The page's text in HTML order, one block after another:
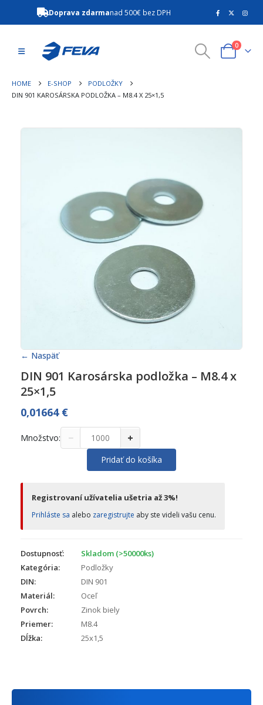
Doprava zdarmanad 500€ bez DPH
0
HOME E-SHOP
PODLOŽKY
DIN 901 KAROSÁRSKA PODLOŽKA – M8.4 X 25×1,5
← Naspäť
DIN 901 Karosárska podložka – M8.4 x
25×1,5
0,01664 €
Množstvo: − +
Pridať do košíka
Registrovaní užívatelia ušetria až 3%!
Prihláste sa alebo zaregistrujte aby ste videli vašu cenu.
Dostupnosť:
Skladom (>50000ks)
Kategória:
Podložky
DIN:
DIN 901
Materiál:
Oceľ
Povrch:
Zinok biely
Priemer:
M8.4
Dĺžka:
25x1,5